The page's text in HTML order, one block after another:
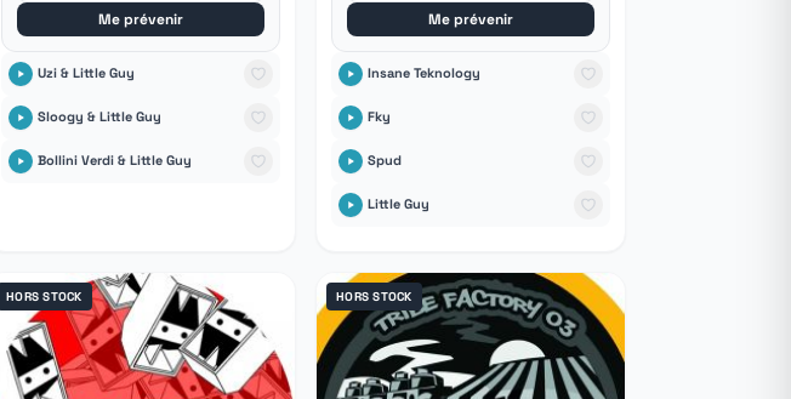
Me prévenir
Uzi & Little Guy
Sloogy & Little Guy
Bollini Verdi & Little Guy
Me prévenir
Insane Teknology
Fky
Spud
Little Guy
HORS STOCK HORS STOCK